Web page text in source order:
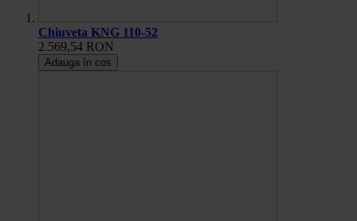
Chiuveta KNG 110-52
2.569,54 RON
Adauga în cos